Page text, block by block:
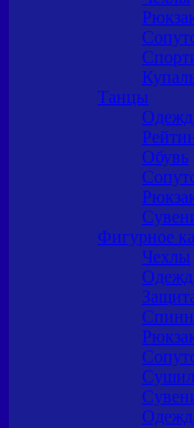
Танцы
Обувь
Фигурное
Чехлы